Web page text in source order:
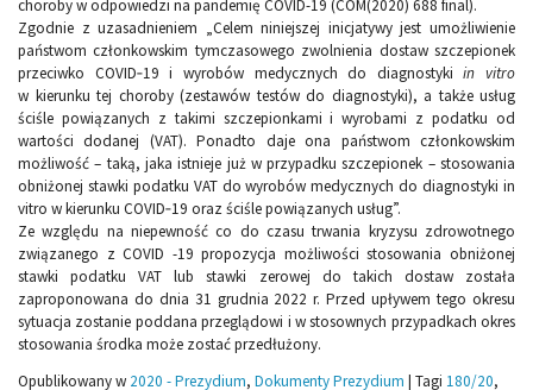
choroby w odpowiedzi na pandemię COVID-19 (COM(2020) 688 final).
Zgodnie z uzasadnieniem „Celem niniejszej inicjatywy jest umożliwienie
państwom członkowskim tymczasowego zwolnienia dostaw szczepionek
przeciwko COVID‑19 i wyrobów medycznych do diagnostykiin vitro
w kierunku tej choroby (zestawów testów do diagnostyki), a także usług
ściśle powiązanych z takimi szczepionkami i wyrobami z podatku od
wartości dodanej (VAT). Ponadto daje ona państwom członkowskim
możliwość – taką, jaka istnieje już w przypadku szczepionek – stosowania
obniżonej stawki podatku VAT do wyrobów medycznych do diagnostyki in
vitro w kierunku COVID‑19 oraz ściśle powiązanych usług”.
Ze względu na niepewność co do czasu trwania kryzysu zdrowotnego
związanego z COVID -19 propozycja możliwości stosowania obniżonej
stawki podatku VAT lub stawki zerowej do takich dostaw została
zaproponowana do dnia 31 grudnia 2022 r. Przed upływem tego okresu
sytuacja zostanie poddana przeglądowi i w stosownych przypadkach okres
stosowania środka może zostać przedłużony.
Opublikowany w 2020 - Prezydium, Dokumenty Prezydium | Tagi 180/20,